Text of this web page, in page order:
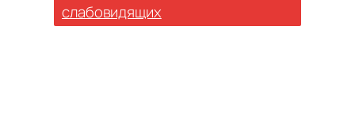
слабовидящих